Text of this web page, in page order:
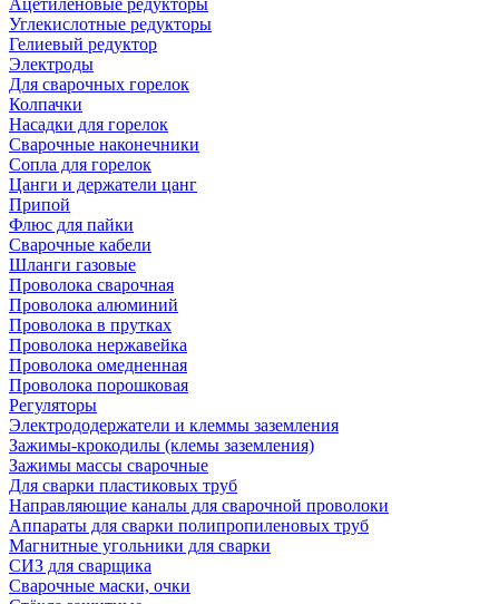
Ацетиленовые редукторы
Углекислотные редукторы
Гелиевый редуктор
Электроды
Для сварочных горелок
Колпачки
Насадки для горелок
Сварочные наконечники
Сопла для горелок
Цанги и держатели цанг
Припой
Флюс для пайки
Сварочные кабели
Шланги газовые
Проволока сварочная
Проволока алюминий
Проволока в прутках
Проволока нержавейка
Проволока омедненная
Проволока порошковая
Регуляторы
Электрододержатели и клеммы заземления
Зажимы-крокодилы (клемы заземления)
Зажимы массы сварочные
Для сварки пластиковых труб
Направляющие каналы для сварочной проволоки
Аппараты для сварки полипропиленовых труб
Магнитные угольники для сварки
СИЗ для сварщика
Сварочные маски, очки